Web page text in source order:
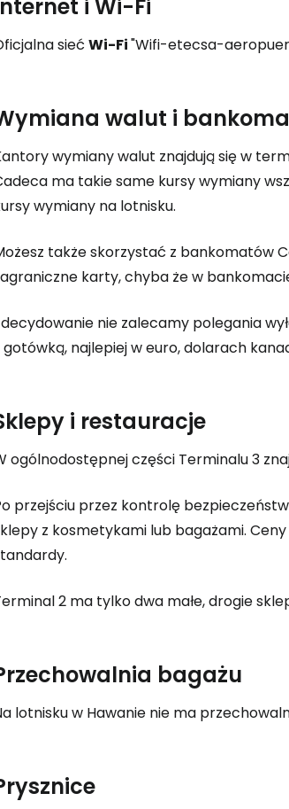
i Wi-Fi
sieć Wi-Fi"Wifi-etecsa-
walut i
wymiany walut znajdują się w
ma takie same kursy wymiany
wymiany na lotnisku.
także skorzystać z bankomatów
karty, chyba że w
nie zalecamy polegania
gotówką, najlepiej w euro, dolarach
i restauracje
ogólnodostępnej części Terminalu 3
przejściu przez kontrolę
z kosmetykami lub bagażami.
2 ma tylko dwa małe, drogie
bagażu
lotnisku w Hawanie nie ma